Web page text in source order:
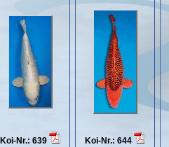
Koi-Nr.: 639
Koi-Nr.: 644